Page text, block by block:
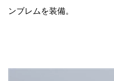
ンブレムを装備。